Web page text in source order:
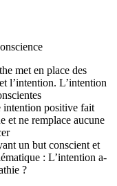
met en place des
l’intention. L’intention
intention positive fait
et ne remplace aucune
un but conscient et
: L’intention a-
?